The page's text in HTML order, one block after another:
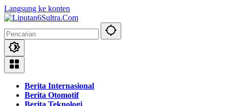
Langsung ke konten
Berita Internasional
Berita Otomotif
Berita Teknologi